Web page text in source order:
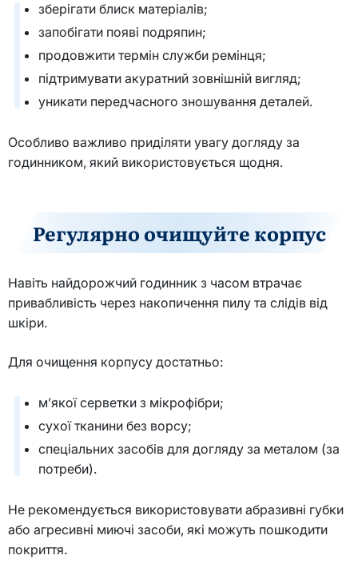
зберігати блиск матеріалів;
запобігати появі подряпин;
продовжити термін служби ремінця;
підтримувати акуратний зовнішній вигляд;
уникати передчасного зношування деталей.
Особливо важливо приділяти увагу догляду за
годинником, який використовується щодня.
Регулярно очищуйте корпус
Навіть найдорожчий годинник з часом втрачає
привабливість через накопичення пилу та слідів від
шкіри.
Для очищення корпусу достатньо:
м’якої серветки з мікрофібри;
сухої тканини без ворсу;
спеціальних засобів для догляду за металом (за
потреби).
Не рекомендується використовувати абразивні губки
або агресивні миючі засоби, які можуть пошкодити
покриття.